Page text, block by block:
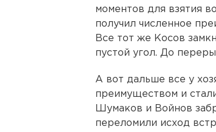
моментов для взятия
получил численное
Все тот же Косов
пустой угол. До
А вот дальше все у
преимуществом и
Шумаков и Войнов
переломили исход